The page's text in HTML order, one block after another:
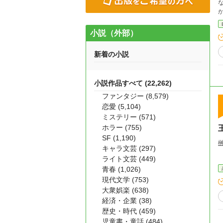
小説（外部）
新着の小説
小説作品すべて (22,262)
ファンタジー (8,579)
恋愛 (5,104)
ミステリー (571)
ホラー (755)
SF (1,190)
キャラ文芸 (297)
ライト文芸 (449)
青春 (1,026)
現代文学 (753)
大衆娯楽 (638)
経済・企業 (38)
歴史・時代 (459)